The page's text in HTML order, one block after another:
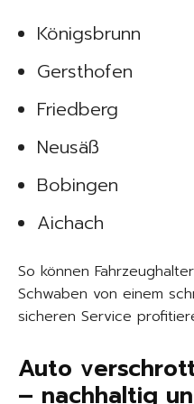
Königsbrunn
Gersthofen
Friedberg
Neusäß
Bobingen
Aichach
So können
Schwaben von einem
sicheren Service
Auto
– nachhaltig